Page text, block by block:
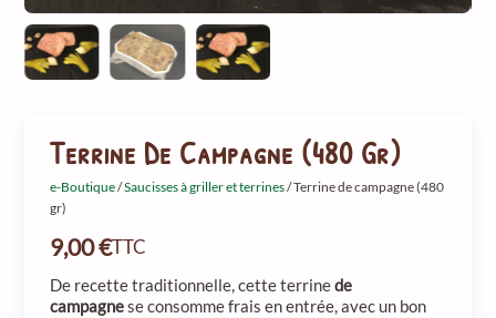
Terrine De Campagne (480 Gr)
e-Boutique/Saucisses à griller et terrines/ Terrine de campagne (480
gr)
9,00€TTC
De recette traditionnelle, cette terrinede
campagnese consomme frais en entrée, avec un bon